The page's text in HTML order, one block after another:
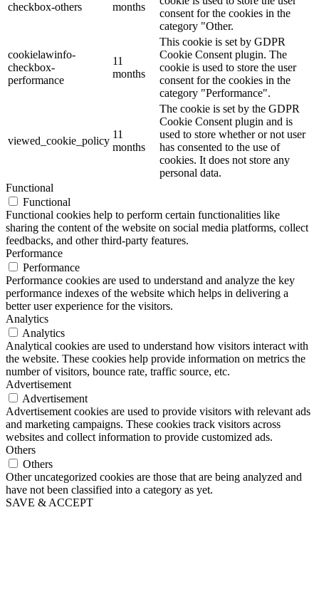
checkbox-others
months
consent for the cookies in the
category "Other.
cookielawinfo-
checkbox-
performance
11
months
This cookie is set by GDPR
Cookie Consent plugin. The
cookie is used to store the user
consent for the cookies in the
category "Performance".
viewed_cookie_policy
11
months
The cookie is set by the GDPR
Cookie Consent plugin and is
used to store whether or not user
has consented to the use of
cookies. It does not store any
personal data.
Functional
Functional
Functional cookies help to perform certain functionalities like
sharing the content of the website on social media platforms, collect
feedbacks, and other third-party features.
Performance
Performance
Performance cookies are used to understand and analyze the key
performance indexes of the website which helps in delivering a
better user experience for the visitors.
Analytics
Analytics
Analytical cookies are used to understand how visitors interact with
the website. These cookies help provide information on metrics the
number of visitors, bounce rate, traffic source, etc.
Advertisement
Advertisement
Advertisement cookies are used to provide visitors with relevant ads
and marketing campaigns. These cookies track visitors across
websites and collect information to provide customized ads.
Others
Others
Other uncategorized cookies are those that are being analyzed and
have not been classified into a category as yet.
SAVE & ACCEPT